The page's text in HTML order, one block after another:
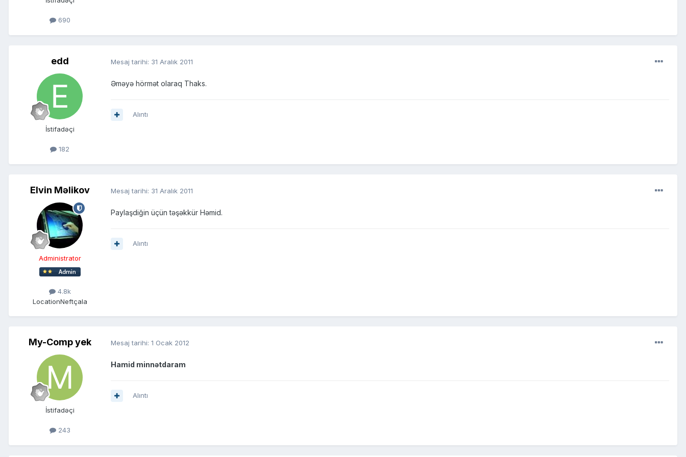
690
edd
İstifadəçi
182
Mesaj tarihi: 31 Aralık 2011
Əməyə hörmət olaraq Thaks.
Alıntı
Elvin Məlikov
Administrator
4.8k
LocationNeftçala
Mesaj tarihi: 31 Aralık 2011
Paylaşdiğin üçün təşəkkür Həmid.
Alıntı
My-Comp yek
İstifadəçi
243
Mesaj tarihi: 1 Ocak 2012
Hamid minnətdaram
Alıntı